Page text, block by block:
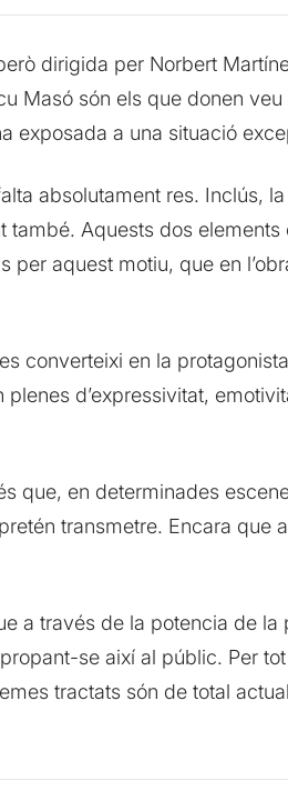
dirigida per Norbert
Masó són els que donen
exposada a una situació
absolutament res. Inclús,
Aquests dos
aquest motiu, que en
converteixi en la
d’expressivitat,
que, en determinades
transmetre. Encara que
a través de la potencia de
se així al públic. Per
tractats són de total